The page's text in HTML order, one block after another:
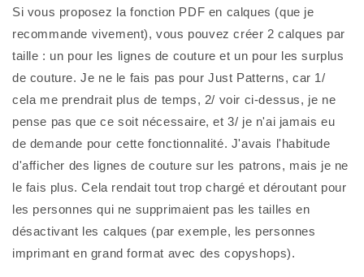
Si vous proposez la fonction PDF en calques (que je
recommande vivement), vous pouvez créer 2 calques par
taille : un pour les lignes de couture et un pour les surplus
de couture. Je ne le fais pas pour Just Patterns, car 1/
cela me prendrait plus de temps, 2/ voir ci-dessus, je ne
pense pas que ce soit nécessaire, et 3/ je n'ai jamais eu
de demande pour cette fonctionnalité. J'avais l'habitude
d'afficher des lignes de couture sur les patrons, mais je ne
le fais plus. Cela rendait tout trop chargé et déroutant pour
les personnes qui ne supprimaient pas les tailles en
désactivant les calques (par exemple, les personnes
imprimant en grand format avec des copyshops).